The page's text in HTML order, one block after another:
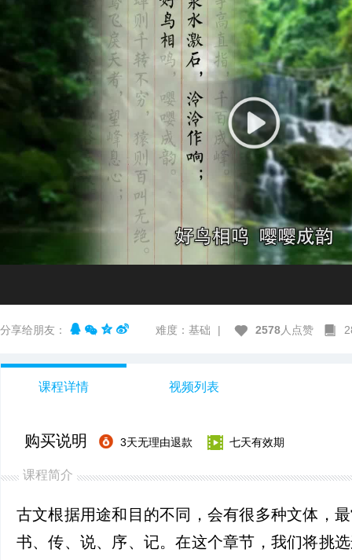
分享给朋友： 难度：基础 | 2578人点赞
课程详情 视频列表
购买说明 3天无理由退款 七天有效期
课程简介
古文根据用途和目的不同，会有很多种文体，
书、传、说、序、记。在这个章节，我们将挑